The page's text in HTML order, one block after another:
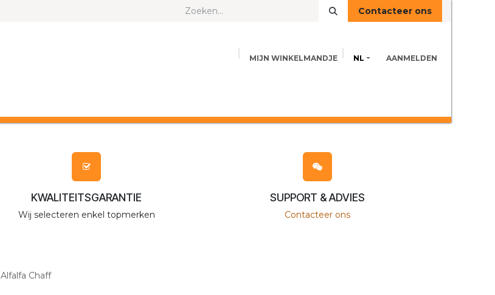
Contacteer ons
MIJN WINKELMANDJE NL AANMELDEN
KWALITEITSGARANTIE
Wij selecteren enkel topmerken
SUPPORT & ADVIES
Contacteer ons
Alfalfa Chaff